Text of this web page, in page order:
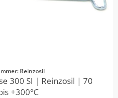
Reinzosil
300 SI | Reinzosil | 70
+300°C